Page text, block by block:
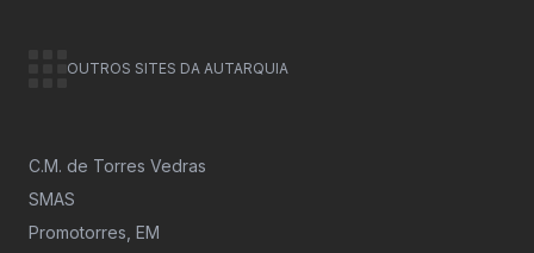
OUTROS SITES DA AUTARQUIA
C.M. de Torres Vedras
SMAS
Promotorres, EM